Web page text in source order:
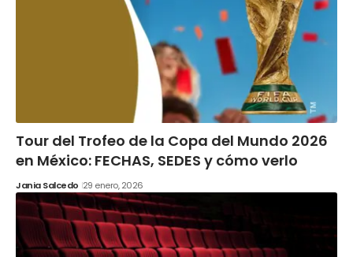
Tour del Trofeo de la Copa del Mundo 2026
en México: FECHAS, SEDES y cómo verlo
Jania Salcedo 29 enero, 2026